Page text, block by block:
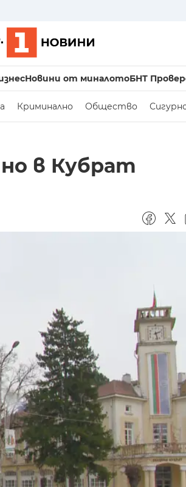
Новини от миналотоБНТ
Криминално Общество
в Кубрат